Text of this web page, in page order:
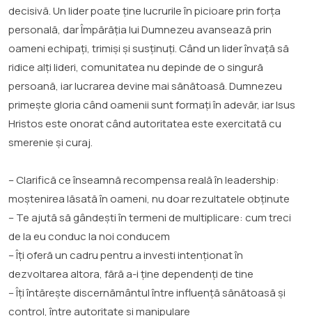
decisivă. Un lider poate ține lucrurile în picioare prin forța
personală, dar Împărăția lui Dumnezeu avansează prin
oameni echipați, trimiși și susținuți. Când un lider învață să
ridice alți lideri, comunitatea nu depinde de o singură
persoană, iar lucrarea devine mai sănătoasă. Dumnezeu
primește gloria când oamenii sunt formați în adevăr, iar Isus
Hristos este onorat când autoritatea este exercitată cu
smerenie și curaj.
– Clarifică ce înseamnă recompensa reală în leadership:
moștenirea lăsată în oameni, nu doar rezultatele obținute
– Te ajută să gândești în termeni de multiplicare: cum treci
de la eu conduc la noi conducem
– Îți oferă un cadru pentru a investi intenționat în
dezvoltarea altora, fără a-i ține dependenți de tine
– Îți întărește discernământul între influență sănătoasă și
control, între autoritate și manipulare